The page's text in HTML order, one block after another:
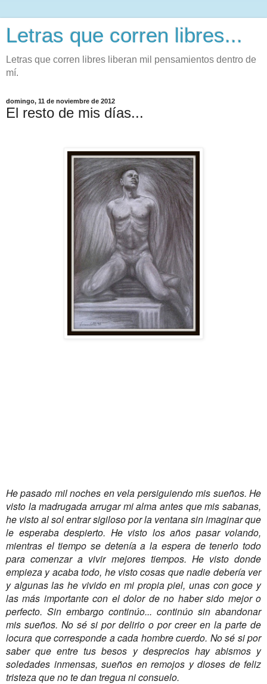
Letras que corren libres...
Letras que corren libres liberan mil pensamientos dentro de
mí.
domingo, 11 de noviembre de 2012
El resto de mis días...
He pasado mil noches en vela persiguiendo mis sueños. He
visto la madrugada arrugar mi alma antes que mis sabanas,
he visto al sol entrar sigiloso por la ventana sin imaginar que
le esperaba despierto. He visto los años pasar volando,
mientras el tiempo se detenía a la espera de tenerlo todo
para comenzar a vivir mejores tiempos. He visto donde
empieza y acaba todo, he visto cosas que nadie debería ver
y algunas las he vivido en mi propia piel, unas con goce y
las más importante con el dolor de no haber sido mejor o
perfecto. Sin embargo continúo... continúo sin abandonar
mis sueños. No sé si por delirio o por creer en la parte de
locura que corresponde a cada hombre cuerdo. No sé si por
saber que entre tus besos y desprecios hay abismos y
soledades inmensas, sueños en remojos y dioses de feliz
tristeza que no te dan tregua ni consuelo.